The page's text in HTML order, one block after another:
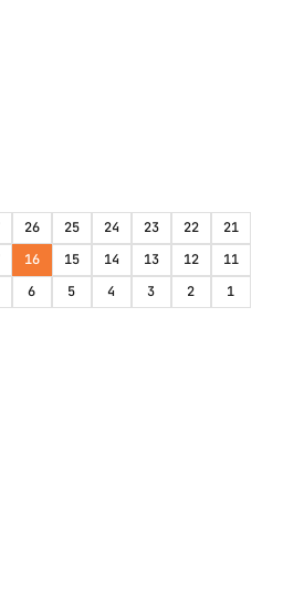
26 25 24 23 22
21
16 15 14 13 12
11
6 5 4 3 2 1